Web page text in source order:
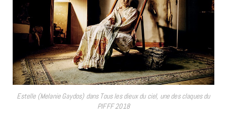
Estelle (Melanie Gaydos) dans Tous les dieux du ciel, une des claques du
PIFFF 2018